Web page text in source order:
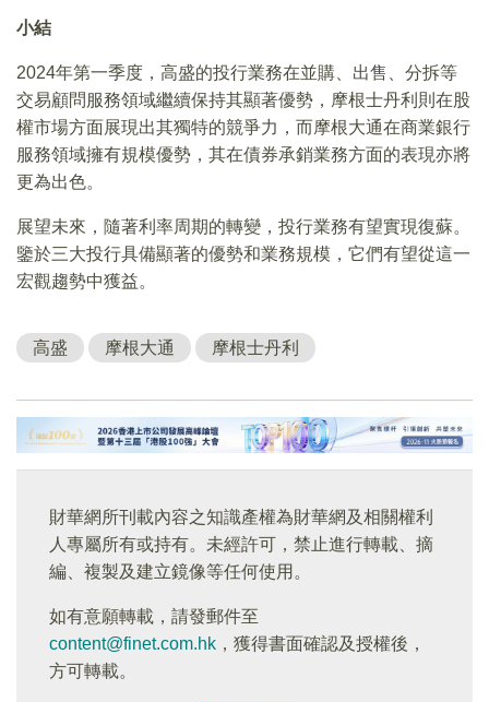
小結
2024年第一季度，高盛的投行業務在並購、出售、分拆等
交易顧問服務領域繼續保持其顯著優勢，摩根士丹利則在股
權市場方面展現出其獨特的競爭力，而摩根大通在商業銀行
服務領域擁有規模優勢，其在債券承銷業務方面的表現亦將
更為出色。
展望未來，隨著利率周期的轉變，投行業務有望實現復蘇。
鑒於三大投行具備顯著的優勢和業務規模，它們有望從這一
宏觀趨勢中獲益。
高盛 摩根大通 摩根士丹利
財華網所刊載內容之知識產權為財華網及相關權利
人專屬所有或持有。未經許可，禁止進行轉載、摘
編、複製及建立鏡像等任何使用。
如有意願轉載，請發郵件至
content@finet.com.hk ，獲得書面確認及授權後，
方可轉載。